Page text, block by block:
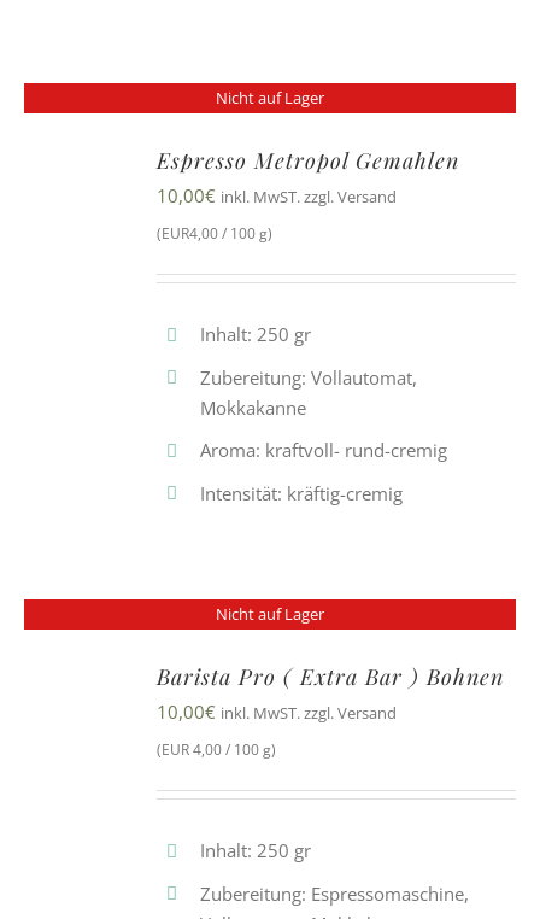
Nicht auf Lager
Espresso Metropol Gemahlen
10,00€ inkl. MwST. zzgl. Versand
(EUR4,00 / 100 g)
Inhalt: 250 gr
Zubereitung: Vollautomat,
Mokkakanne
Aroma: kraftvoll- rund-cremig
Intensität: kräftig-cremig
Nicht auf Lager
Barista Pro ( Extra Bar ) Bohnen
10,00€ inkl. MwST. zzgl. Versand
(EUR 4,00 / 100 g)
Inhalt: 250 gr
Zubereitung: Espressomaschine,